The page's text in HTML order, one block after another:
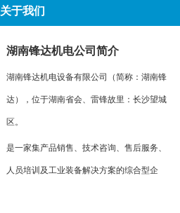
关于我们
湖南锋达机电公司简介
湖南锋达机电设备有限公司（简称：湖南锋
达），位于湖南省会、雷锋故里：长沙望城
区。
是一家集产品销售、技术咨询、售后服务、
人员培训及工业装备解决方案的综合型企